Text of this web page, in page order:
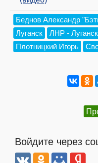
Беднов Александр
Луганск
ЛНР -
Плотницкий Игорь
Войдите через